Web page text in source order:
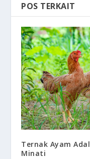
POS TERKAIT
Ternak Ayam
Minati